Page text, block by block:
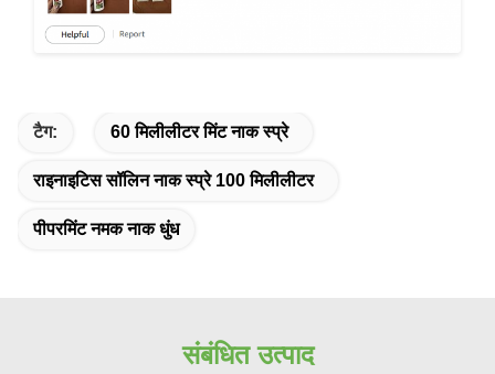
टैग: 60 मिलीलीटर मिंट नाक स्प्रे
राइनाइटिस सॉलिन नाक स्प्रे 100 मिलीलीटर
पीपरमिंट नमक नाक धुंध
संबंधित उत्पाद